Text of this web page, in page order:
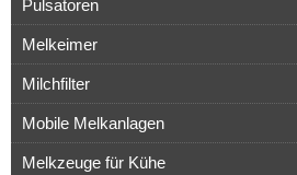
Pulsatoren
Melkeimer
Milchfilter
Mobile Melkanlagen
Melkzeuge für Kühe